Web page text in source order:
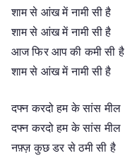
शाम से आंख में नामी सी है
शाम से आंख में नामी सी है
आज फिर आप की कमी सी है
शाम से आंख में नामी सी है
दफ्न करदो हम के सांस मील
दफ्न करदो हम के सांस मील
नफ़्ज़ कुछ डर से ठमी सी है